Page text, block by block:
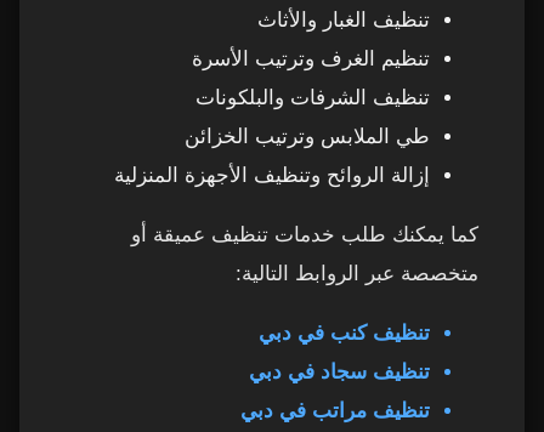
26 1. تقسيم المنزل إلى مناطق عمل واضحة
27 2. تجهيز أدوات التنظيف مسبقًا
30 5. المهام التي لا يمكن تنفيذها ضمن الساعات
32
7. لماذا يعتبر التنظيف بالساعة الخيار الأفضل
تنظيف الغبار والأثاث
تنظيم الغرف وترتيب الأسرة
تنظيف الشرفات والبلكونات
طي الملابس وترتيب الخزائن
إزالة الروائح وتنظيف الأجهزة المنزلية
كما يمكنك طلب خدمات تنظيف عميقة أو
متخصصة عبر الروابط التالية:
تنظيف كنب في دبي
تنظيف سجاد في دبي
تنظيف مراتب في دبي